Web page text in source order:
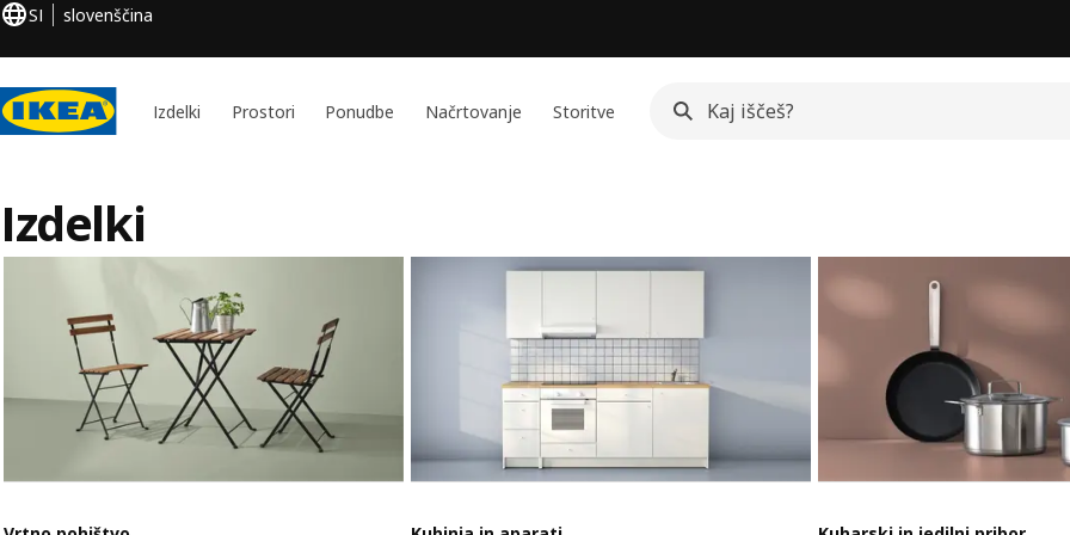
SI slovenščina
Izdelki Prostori Ponudbe Načrtovanje Storitve
Izdelki